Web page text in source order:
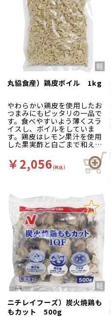
丸協食産）鶏皮ボイル 1kg
やわらかい鶏皮を使用したお
つまみにもピッタリの一品で
す。食べやすいよう薄くスラ
イスし、ボイルをしていま
す。鶏皮はレモン果汁を使用
した果実酢と白ごまで和えて
￥2,056(税込)
ニチレイフーズ）炭火焼鶏も
もカット 500g